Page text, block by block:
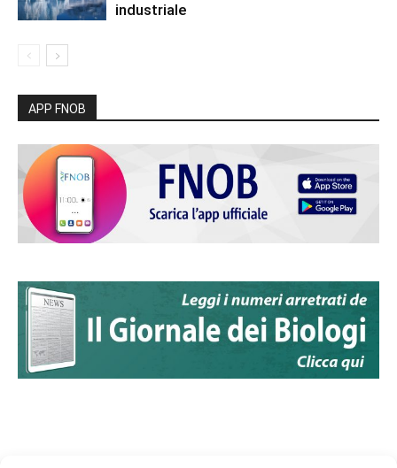
industriale
APP FNOB